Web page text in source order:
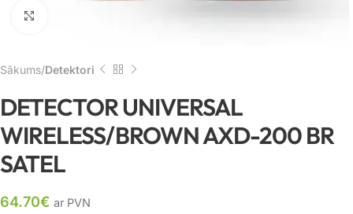
Sākums Detektori
DETECTOR UNIVERSAL
WIRELESS/BROWN AXD-200 BR
SATEL
64.70€ ar PVN